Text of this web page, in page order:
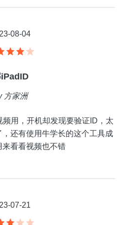
08-04
方家洲
用，开机却发现要验证ID，太
还有使用牛学长的这个工具成
来看看视频也不错
07-21